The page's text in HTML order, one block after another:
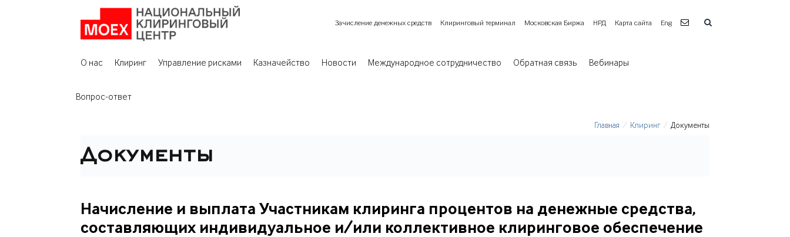
Зачисление денежных средств Клиринговый терминал Московская Биржа НРД Карта сайта Eng
О нас Клиринг Управление рисками Казначейство Новости Международное сотрудничество Обратная связь Вебинары
Вопрос-ответ
Главная Клиринг Документы
Документы
Начисление и выплата Участникам клиринга процентов на денежные средства,
составляющих индивидуальное и/или коллективное клиринговое обеспечение